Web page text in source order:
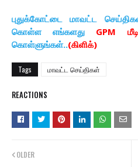
புதுக்கோட்டை மாவட்ட
கொள்ள எங்களது GPM
கொள்ளுங்கள்..(கிளிக்)
Tags மாவட்ட செய்திகள்
REACTIONS
OLDER